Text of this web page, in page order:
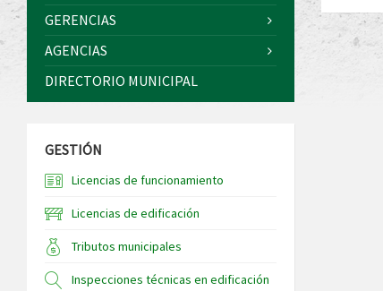
GERENCIAS
AGENCIAS
DIRECTORIO MUNICIPAL
GESTIÓN
Licencias de funcionamiento
Licencias de edificación
Tributos municipales
Inspecciones técnicas en edificación